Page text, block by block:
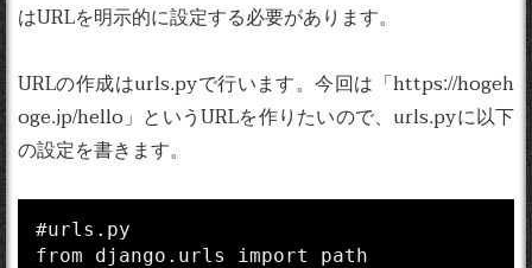
はURLを明示的に設定する必要があります。
URLの作成はurls.pyで行います。今回は「https://hogeh
oge.jp/hello」というURLを作りたいので、urls.pyに以下
の設定を書きます。
#urls.py
from django.urls import path